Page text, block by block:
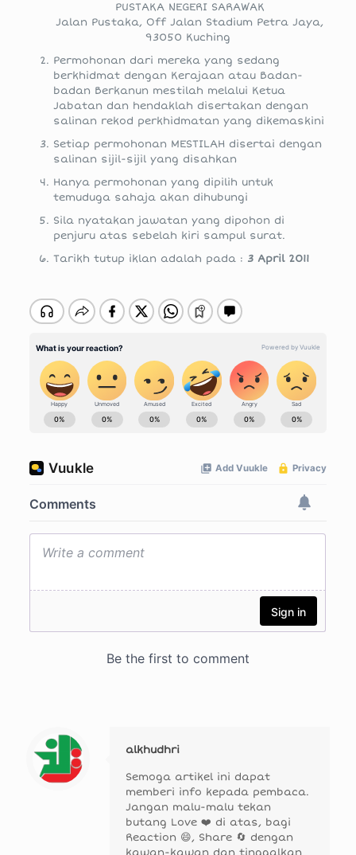
PUSTAKA NEGERI SARAWAK
Jalan Pustaka, Off Jalan Stadium Petra Jaya,
93050 Kuching
Permohonan dari mereka yang sedang
berkhidmat dengan Kerajaan atau Badan-
badan Berkanun mestilah melalui Ketua
Jabatan dan hendaklah disertakan dengan
salinan rekod perkhidmatan yang dikemaskini
Setiap permohonan MESTILAH disertai dengan
salinan sijil-sijil yang disahkan
Hanya permohonan yang dipilih untuk
temuduga sahaja akan dihubungi
Sila nyatakan jawatan yang dipohon di
penjuru atas sebelah kiri sampul surat.
Tarikh tutup iklan adalah pada : 3 April 2011
alkhudhri
Semoga artikel ini dapat
memberi info kepada pembaca.
Jangan malu-malu tekan
butang Love ❤️ di atas, bagi
Reaction 😄, Share 🔄 dengan